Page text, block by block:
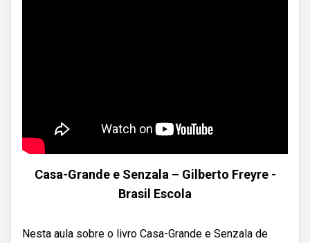
Casa-Grande e Senzala – Gilberto Freyre -
Brasil Escola
Nesta aula sobre o livro Casa-Grande e Senzala de